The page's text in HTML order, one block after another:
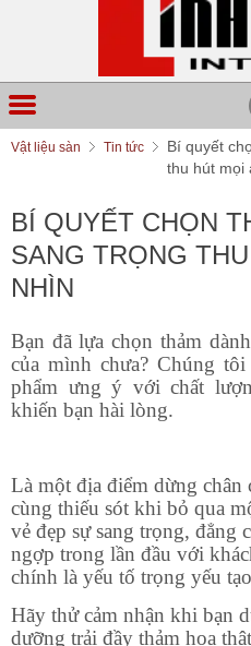
Vật liệu sàn Tin tức
Bí quyết
thu hút mọi
BÍ QUYẾT CHỌN
SANG TRỌNG
NHÌN
Bạn đã lựa chọn thảm
của mình chưa? Chúng
phẩm ưng ý với chất
khiến bạn hài lòng.
Là một địa điểm dừng chân
cùng thiếu sót khi bỏ qua
vẻ đẹp sự sang trọng, đẳng
ngợp trong lần đầu với
chính là yếu tố trọng yếu
Hãy thử cảm nhận khi bạn
dưỡng trải đầy thảm hoa